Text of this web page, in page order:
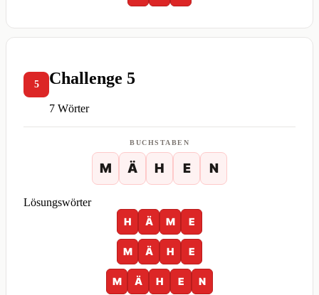
5 Challenge 5
7 Wörter
BUCHSTABEN
M Ä H E N
Lösungswörter
H
Ä M E
M Ä H E
M Ä H E N